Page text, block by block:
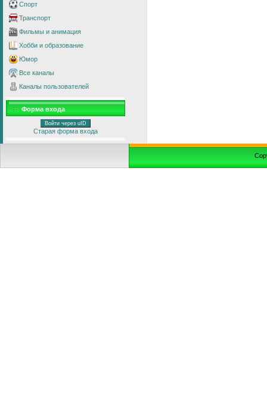
Спорт
Транспорт
Фильмы и анимация
Хобби и образование
Юмор
Все каналы
Каналы пользователей
Форма входа
Войти через uID
Старая форма входа